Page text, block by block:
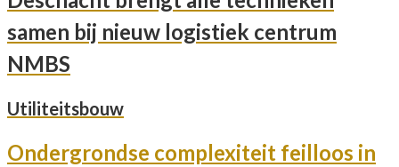
samen bij nieuw logistiek centrum
NMBS
Utiliteitsbouw
Ondergrondse complexiteit feilloos in